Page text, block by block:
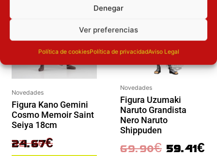
Denegar
Ver preferencias
Política de cookiesPolítica de privacidadAviso Legal
Novedades
Figura Kano Gemini
Cosmo Memoir Saint
Seiya 18cm
32.90€
24.67€
Novedades
Figura Uzumaki
Naruto Grandista
Nero Naruto
Shippuden
69.90€ 59.41€